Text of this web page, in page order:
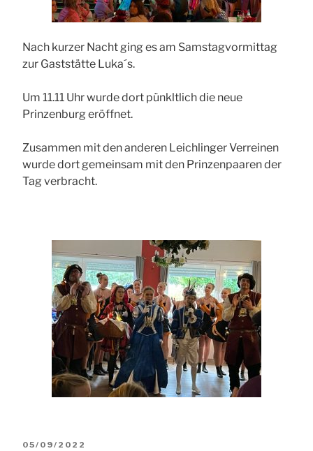
Nach kurzer Nacht ging es am Samstagvormittag
zur Gaststätte Luka´s.
Um 11.11 Uhr wurde dort pünkltlich die neue
Prinzenburg eröffnet.
Zusammen mit den anderen Leichlinger Verreinen
wurde dort gemeinsam mit den Prinzenpaaren der
Tag verbracht.
VERÖFFENTLICHT
05/09/2022